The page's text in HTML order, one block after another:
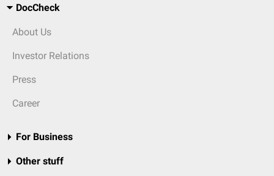
DocCheck
About Us
Investor Relations
Press
Career
For Business
Other stuff